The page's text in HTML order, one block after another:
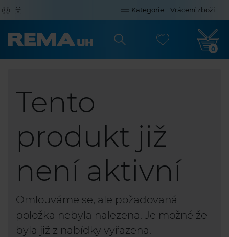
Kategorie Vrácení zboží
0
Tento
produkt již
není aktivní
Omlouváme se, ale požadovaná
položka nebyla nalezena. Je možné že
byla již z nabídky vyřazena.